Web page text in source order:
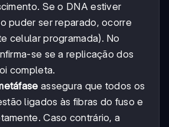
Se o DNA estiver
puder ser reparado, ocorre
celular programada). No
se se a replicação dos
completa.
assegura que todos os
ligados às fibras do fuso e
Caso contrário, a